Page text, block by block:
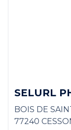
SELURL
BOIS DE
77240